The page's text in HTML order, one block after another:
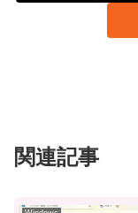
関連記事